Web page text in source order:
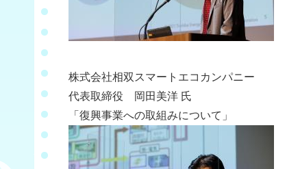
株式会社相双スマートエコカンパ
代表取締役 岡田美洋 氏 ゼロ
「復興事業への取組みについて」